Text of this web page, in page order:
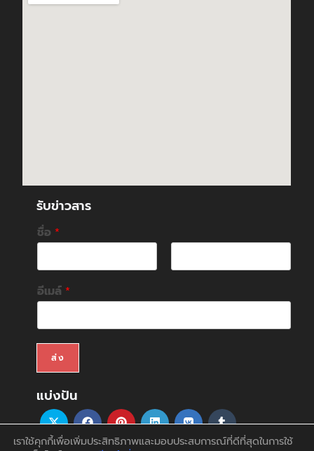
รับข่าวสาร
ชื่อ *
i
rอีเมล์ *
ส่ง
แบ่งปัน
เราใช้คุกกี้เพื่อเพิ่มประสิทธิภาพและมอบประสบการณ์ที่ดีที่สุดในการใช้